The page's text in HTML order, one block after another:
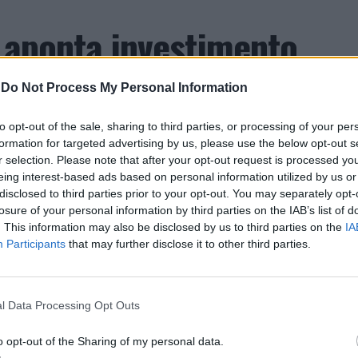
Do Not Process My Personal Information
opt-out of the sale, sharing to third parties, or processing of your
for targeted advertising by us, please use the below opt-out
selection. Please note that after your opt-out request is processed
interest-based ads based on personal information utilized by us
to third parties prior to your opt-out. You may separately
of your personal information by third parties on the IAB’s list of
This information may also be disclosed by us to third parties on the
Participants that may further disclose it to other third parties.
Data Processing Opt Outs
opt-out of the Sharing of my personal data.
investimento
imobiliária como
da Beira Interior
defende que a Beira Interior, localizada
período de “forte crescimento económico e
atualmente “condições para atrair novos
e consolidar um modelo de